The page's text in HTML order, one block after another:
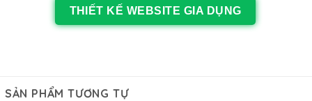
THIẾT KẾ WEBSITE GIA DỤNG
SẢN PHẨM TƯƠNG TỰ